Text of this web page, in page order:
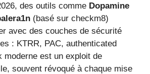
des outils comme Dopamine
(basé sur checkm8)
avec des couches de sécurité
: KTRR, PAC, authenticated
moderne est un exploit de
souvent révoqué à chaque mise